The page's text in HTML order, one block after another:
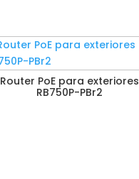
Router PoE para exteriores
RB750P-PBr2